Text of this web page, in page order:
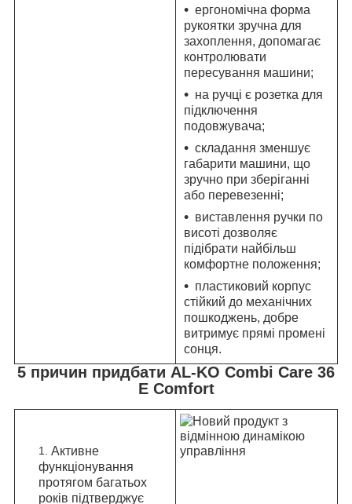
ергономічна форма
рукоятки зручна для
захоплення, допомагає
контролювати
пересування машини;
на ручці є розетка для
підключення
подовжувача;
складання зменшує
габарити машини, що
зручно при зберіганні
або перевезенні;
виставлення ручки по
висоті дозволяє
підібрати найбільш
комфортне положення;
пластиковий корпус
стійкий до механічних
пошкоджень, добре
витримує прямі промені
сонця.
5 причин придбати AL-KO Combi Care 36
E Comfort
Активне
функціонування
протягом багатьох
років підтверджує